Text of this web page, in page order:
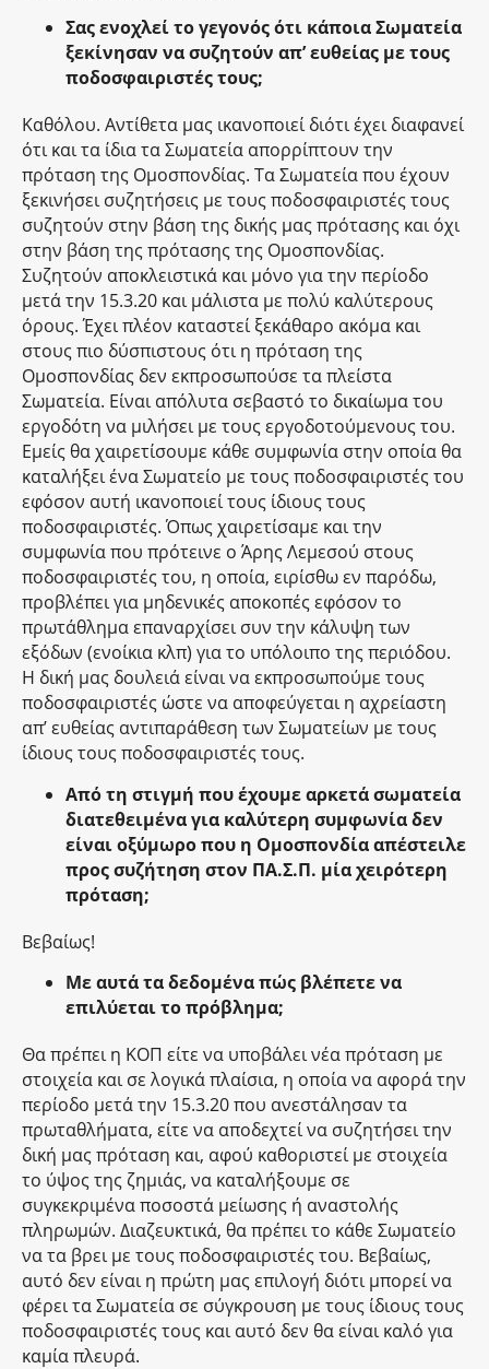
Σας ενοχλεί το γεγονός ότι κάποια Σωματεία
ξεκίνησαν να συζητούν απ’ ευθείας με τους
ποδοσφαιριστές τους;
Καθόλου. Αντίθετα μας ικανοποιεί διότι έχει διαφανεί
ότι και τα ίδια τα Σωματεία απορρίπτουν την
πρόταση της Ομοσπονδίας. Τα Σωματεία που έχουν
ξεκινήσει συζητήσεις με τους ποδοσφαιριστές τους
συζητούν στην βάση της δικής μας πρότασης και όχι
στην βάση της πρότασης της Ομοσπονδίας.
Συζητούν αποκλειστικά και μόνο για την περίοδο
μετά την 15.3.20 και μάλιστα με πολύ καλύτερους
όρους. Έχει πλέον καταστεί ξεκάθαρο ακόμα και
στους πιο δύσπιστους ότι η πρόταση της
Ομοσπονδίας δεν εκπροσωπούσε τα πλείστα
Σωματεία. Είναι απόλυτα σεβαστό το δικαίωμα του
εργοδότη να μιλήσει με τους εργοδοτούμενους του.
Εμείς θα χαιρετίσουμε κάθε συμφωνία στην οποία θα
καταλήξει ένα Σωματείο με τους ποδοσφαιριστές του
εφόσον αυτή ικανοποιεί τους ίδιους τους
ποδοσφαιριστές. Όπως χαιρετίσαμε και την
συμφωνία που πρότεινε ο Άρης Λεμεσού στους
ποδοσφαιριστές του, η οποία, ειρίσθω εν παρόδω,
προβλέπει για μηδενικές αποκοπές εφόσον το
πρωτάθλημα επαναρχίσει συν την κάλυψη των
εξόδων (ενοίκια κλπ) για το υπόλοιπο της περιόδου.
Η δική μας δουλειά είναι να εκπροσωπούμε τους
ποδοσφαιριστές ώστε να αποφεύγεται η αχρείαστη
απ’ ευθείας αντιπαράθεση των Σωματείων με τους
ίδιους τους ποδοσφαιριστές τους.
Από τη στιγμή που έχουμε αρκετά σωματεία
διατεθειμένα για καλύτερη συμφωνία δεν
είναι οξύμωρο που η Ομοσπονδία απέστειλε
προς συζήτηση στον ΠΑ.Σ.Π. μία χειρότερη
πρόταση;
Βεβαίως!
Με αυτά τα δεδομένα πώς βλέπετε να
επιλύεται το πρόβλημα;
Θα πρέπει η ΚΟΠ είτε να υποβάλει νέα πρόταση με
στοιχεία και σε λογικά πλαίσια, η οποία να αφορά την
περίοδο μετά την 15.3.20 που ανεστάλησαν τα
πρωταθλήματα, είτε να αποδεχτεί να συζητήσει την
δική μας πρόταση και, αφού καθοριστεί με στοιχεία
το ύψος της ζημιάς, να καταλήξουμε σε
συγκεκριμένα ποσοστά μείωσης ή αναστολής
πληρωμών. Διαζευκτικά, θα πρέπει το κάθε Σωματείο
να τα βρει με τους ποδοσφαιριστές του. Βεβαίως,
αυτό δεν είναι η πρώτη μας επιλογή διότι μπορεί να
φέρει τα Σωματεία σε σύγκρουση με τους ίδιους τους
ποδοσφαιριστές τους και αυτό δεν θα είναι καλό για
καμία πλευρά.